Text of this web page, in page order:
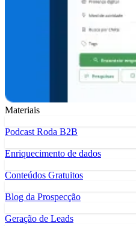
Materiais
Podcast Roda B2B
Enriquecimento de dados
Conteúdos Gratuitos
Blog da Prospecção
Geração de Leads